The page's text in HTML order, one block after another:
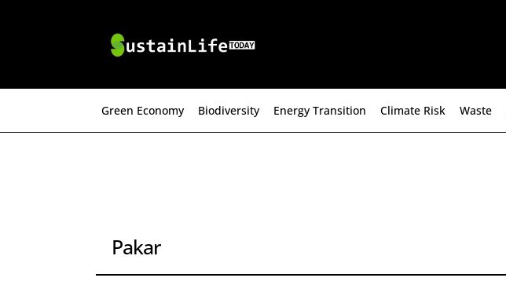
Green Economy Biodiversity Energy Transition Climate Risk Waste
Pakar